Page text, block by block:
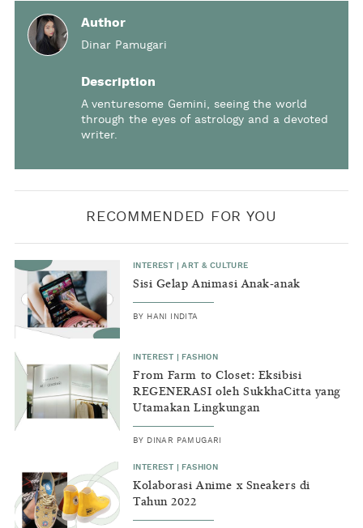
Author
Dinar Pamugari
Description
A venturesome Gemini, seeing the world
through the eyes of astrology and a devoted
writer.
RECOMMENDED FOR YOU
INTEREST |ART & CULTURE
Sisi Gelap Animasi Anak-anak
BY HANI INDITA
INTEREST FASHION
From Farm to Closet: Eksibisi
REGENERASI oleh SukkhaCitta yang
Utamakan Lingkungan
BY DINAR PAMUGARI
INTEREST FASHION
Kolaborasi Anime x Sneakers di
Tahun 2022